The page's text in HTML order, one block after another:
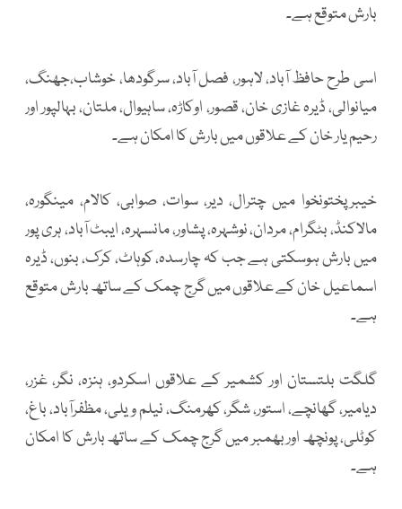
بارش متوقع ہے۔
اسی طرح حافظ آباد، لاہور، فصل آباد، سرگودھا، خوشاب،جھنگ،
میانوالی، ڈیرہ غازی خان، قصور، اوکاڑہ، ساہیوال، ملتان، بہالپور اور
رحیم یار خان کے علاقوں میں بارش کا امکان ہے۔
خیبرپختونخوا میں چترال، دیر، سوات، صوابی، کالام، مینگورہ،
مالاکنڈ، بٹگرام، مردان، نوشہرہ، پشاور، مانسہرہ، ایبٹ آباد، ہری پور
میں بارش ہوسکتی ہے جب کہ چارسدہ، کوہاٹ، کرک، بنوں، ڈیرہ
اسماعیل خان کے علاقوں میں گرج چمک کے ساتھ بارش متوقع
ہے۔
گلگت بلتستان اور کشمیر کے علاقوں اسکردو، ہنزہ، نگر، غزر،
دیامیر، گھانچے، استور، شگر، کھرمنگ، نیلم ویلی، مظفرآباد، باغ،
کوٹلی، پونچھ اور بھمبر میں گرج چمک کے ساتھ بارش کا امکان
ہے۔